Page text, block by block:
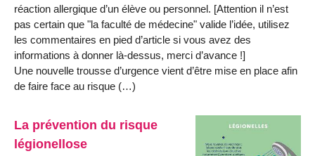
réaction allergique d’un élève ou personnel. [Attention il n’est
pas certain que "la faculté de médecine" valide l’idée, utilisez
les commentaires en pied d’article si vous avez des
informations à donner là-dessus, merci d’avance !]
​Une nouvelle trousse d’urgence vient d’être mise en place afin
de faire face au risque (…)
La prévention du risque
légionellose